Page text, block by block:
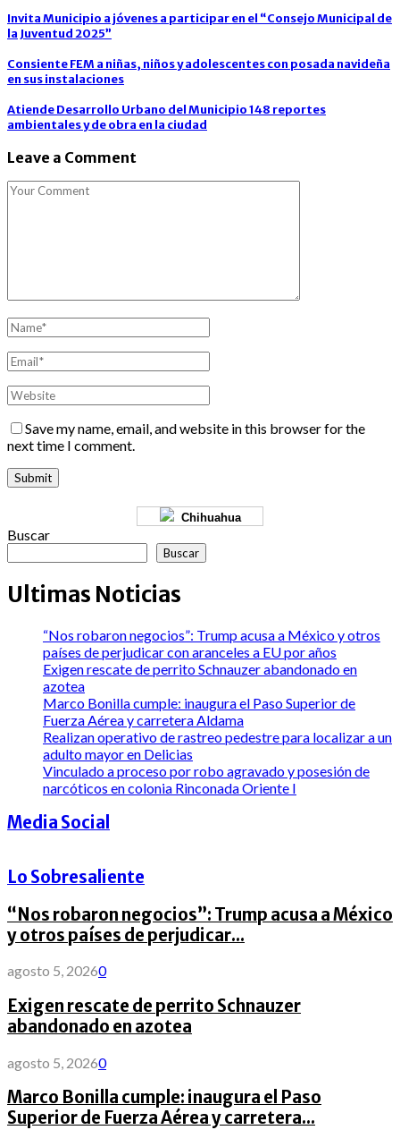
Invita Municipio a jóvenes a participar en el “Consejo Municipal de
la Juventud 2025”
Consiente FEM a niñas, niños y adolescentes con posada navideña
en sus instalaciones
Atiende Desarrollo Urbano del Municipio 148 reportes
ambientales y de obra en la ciudad
Leave a Comment
Save my name, email, and website in this browser for the
next time I comment.
Chihuahua
Buscar
Buscar
Ultimas Noticias
“Nos robaron negocios”: Trump acusa a México y otros
países de perjudicar con aranceles a EU por años
Exigen rescate de perrito Schnauzer abandonado en
azotea
Marco Bonilla cumple: inaugura el Paso Superior de
Fuerza Aérea y carretera Aldama
Realizan operativo de rastreo pedestre para localizar a un
adulto mayor en Delicias
Vinculado a proceso por robo agravado y posesión de
narcóticos en colonia Rinconada Oriente I
Media Social
Lo Sobresaliente
“Nos robaron negocios”: Trump acusa a México
y otros países de perjudicar...
agosto 5, 20260
Exigen rescate de perrito Schnauzer
abandonado en azotea
agosto 5, 20260
Marco Bonilla cumple: inaugura el Paso
Superior de Fuerza Aérea y carretera...